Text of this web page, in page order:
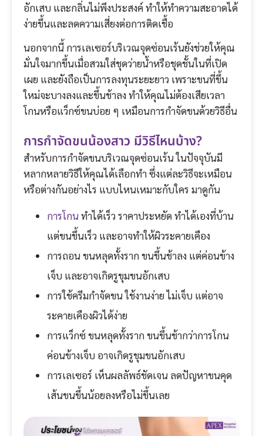
อักเสบ และกลิ่นไม่พึงประสงค์ ทำให้ทำความสะอาดได้
ง่ายขึ้นและลดความเสี่ยงต่อการติดเชื้อ
นอกจากนี้ การเลเซอร์บริเวณจุดซ่อนเร้นยังช่วยให้คุณ
มั่นใจมากขึ้นเมื่อสวมใส่ชุดว่ายน้ำหรือชุดชั้นในที่เปิด
เผย และยังถือเป็นการลงทุนระยะยาว เพราะขนที่ขึ้น
ใหม่จะบางลงและขึ้นช้าลง ทำให้คุณไม่ต้องเสียเวลา
โกนหรือแว็กซ์ขนบ่อย ๆ เหมือนการกำจัดขนด้วยวิธีอื่น
การกำจัดขนน้องสาว มีวิธีไหนบ้าง?
สำหรับการกำจัดขนบริเวณจุดซ่อนเร้น ในปัจจุบันมี
หลากหลายวิธีให้คุณได้เลือกทำ ซึ่งแต่ละวิธีจะเหมือน
หรือต่างกันอย่างไร แบบไหนเหมาะกับใคร มาดูกัน
การโกน ทำได้เร็ว ราคาประหยัด ทำได้เองที่บ้าน
แต่ขนขึ้นเร็ว และอาจทำให้ผิวระคายเคือง
การถอน ขนหลุดทั้งราก ขนขึ้นช้าลง แต่ค่อนข้าง
เจ็บ และอาจเกิดรูขุมขนอักเสบ
การใช้ครีมกำจัดขน ใช้งานง่าย ไม่เจ็บ แต่อาจ
ระคายเคืองผิวได้ง่าย
การแว็กซ์ ขนหลุดทั้งราก ขนขึ้นช้ากว่าการโกน
ค่อนข้างเจ็บ อาจเกิดรูขุมขนอักเสบ
การเลเซอร์ เห็นผลลัพธ์ชัดเจน ลดปัญหาขนคุด
เส้นขนขึ้นน้อยลงหรือไม่ขึ้นเลย